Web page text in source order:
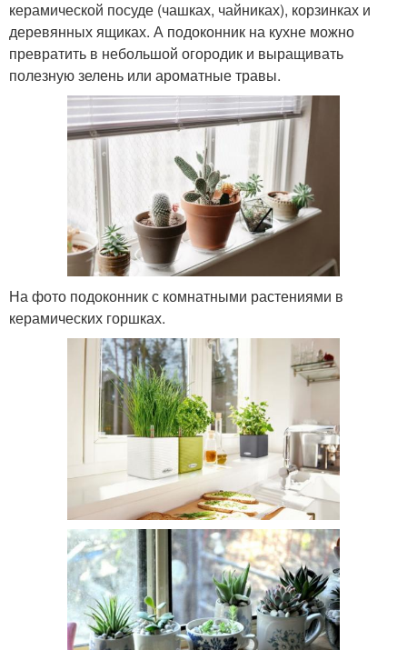
керамической посуде (чашках, чайниках), корзинках и
деревянных ящиках. А подоконник на кухне можно
превратить в небольшой огородик и выращивать
полезную зелень или ароматные травы.
На фото подоконник с комнатными растениями в
керамических горшках.